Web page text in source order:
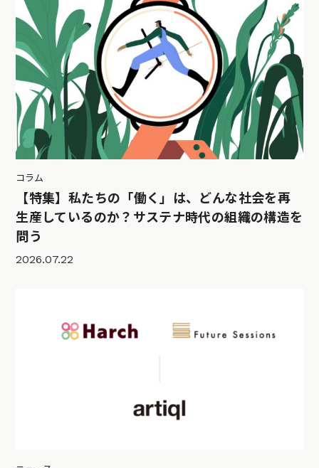
コラム
【特集】私たちの「働く」は、どんな社会を再
生産しているのか？サステナ時代の組織の構造を
問う
2026.07.22